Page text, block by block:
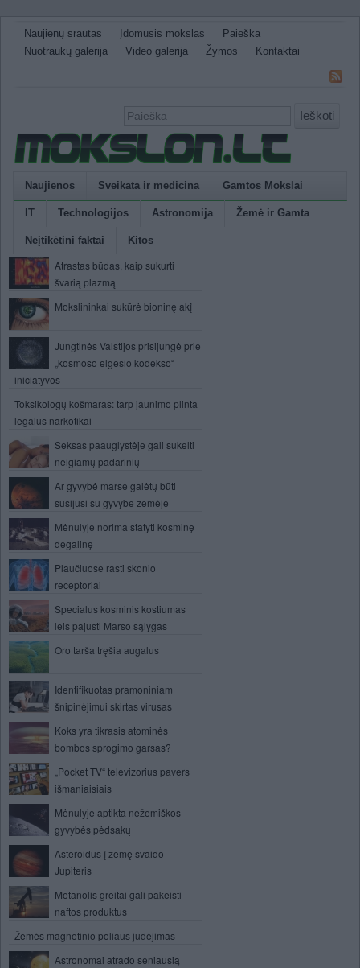
Naujienų srautas Įdomusis mokslas
Paieška
Nuotraukų galerija
Video galerija Žymos Kontaktai
Ieškoti
Naujienos Sveikata ir medicina Gamtos Mokslai
IT Technologijos Astronomija Žemė ir Gamta
Neįtikėtini faktai Kitos
Atrastas būdas, kaip sukurti
švarią plazmą
Mokslininkai sukūrė bioninę akį
Jungtinės Valstijos prisijungė prie
„kosmoso elgesio kodekso“
iniciatyvos
Toksikologų košmaras: tarp jaunimo plinta
legalūs narkotikai
Seksas paauglystėje gali sukelti
neigiamų padarinių
Ar gyvybė marse galėtų būti
susijusi su gyvybe žemėje
Mėnulyje norima statyti kosminę
degalinę
Plaučiuose rasti skonio
receptoriai
Specialus kosminis kostiumas
leis pajusti Marso sąlygas
Oro tarša tręšia augalus
Identifikuotas pramoniniam
šnipinėjimui skirtas virusas
Koks yra tikrasis atominės
bombos sprogimo garsas?
„Pocket TV“ televizorius pavers
išmaniaisiais
Mėnulyje aptikta nežemiškos
gyvybės pėdsakų
Asteroidus į žemę svaido
Jupiteris
Metanolis greitai gali pakeisti
naftos produktus
Žemės magnetinio poliaus judėjimas
Astronomai atrado seniausią